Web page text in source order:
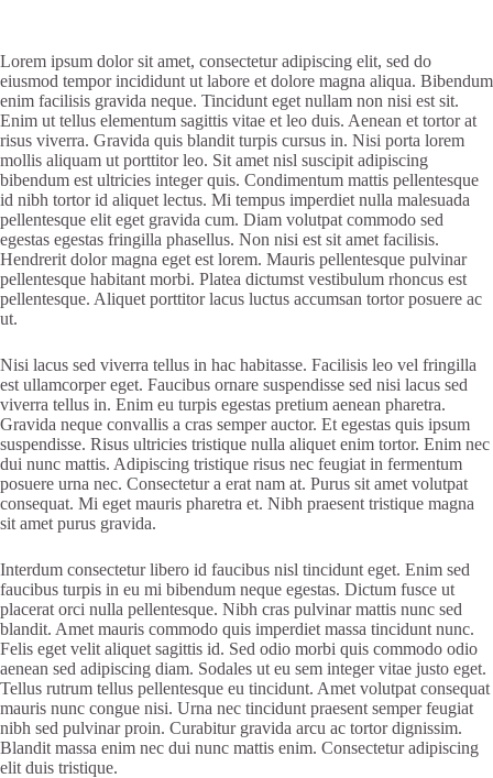
Lorem ipsum dolor sit amet, consectetur adipiscing elit, sed do
eiusmod tempor incididunt ut labore et dolore magna aliqua. Bibendum
enim facilisis gravida neque. Tincidunt eget nullam non nisi est sit.
Enim ut tellus elementum sagittis vitae et leo duis. Aenean et tortor at
risus viverra. Gravida quis blandit turpis cursus in. Nisi porta lorem
mollis aliquam ut porttitor leo. Sit amet nisl suscipit adipiscing
bibendum est ultricies integer quis. Condimentum mattis pellentesque
id nibh tortor id aliquet lectus. Mi tempus imperdiet nulla malesuada
pellentesque elit eget gravida cum. Diam volutpat commodo sed
egestas egestas fringilla phasellus. Non nisi est sit amet facilisis.
Hendrerit dolor magna eget est lorem. Mauris pellentesque pulvinar
pellentesque habitant morbi. Platea dictumst vestibulum rhoncus est
pellentesque. Aliquet porttitor lacus luctus accumsan tortor posuere ac
ut.
Nisi lacus sed viverra tellus in hac habitasse. Facilisis leo vel fringilla
est ullamcorper eget. Faucibus ornare suspendisse sed nisi lacus sed
viverra tellus in. Enim eu turpis egestas pretium aenean pharetra.
Gravida neque convallis a cras semper auctor. Et egestas quis ipsum
suspendisse. Risus ultricies tristique nulla aliquet enim tortor. Enim nec
dui nunc mattis. Adipiscing tristique risus nec feugiat in fermentum
posuere urna nec. Consectetur a erat nam at. Purus sit amet volutpat
consequat. Mi eget mauris pharetra et. Nibh praesent tristique magna
sit amet purus gravida.
Interdum consectetur libero id faucibus nisl tincidunt eget. Enim sed
faucibus turpis in eu mi bibendum neque egestas. Dictum fusce ut
placerat orci nulla pellentesque. Nibh cras pulvinar mattis nunc sed
blandit. Amet mauris commodo quis imperdiet massa tincidunt nunc.
Felis eget velit aliquet sagittis id. Sed odio morbi quis commodo odio
aenean sed adipiscing diam. Sodales ut eu sem integer vitae justo eget.
Tellus rutrum tellus pellentesque eu tincidunt. Amet volutpat consequat
mauris nunc congue nisi. Urna nec tincidunt praesent semper feugiat
nibh sed pulvinar proin. Curabitur gravida arcu ac tortor dignissim.
Blandit massa enim nec dui nunc mattis enim. Consectetur adipiscing
elit duis tristique.